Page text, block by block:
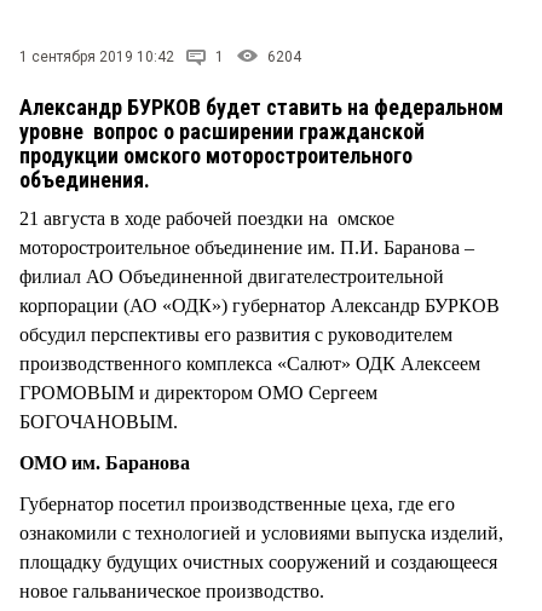
1 сентября 2019 10:42 1 6204
Александр БУРКОВ будет ставить на федеральном
уровне вопрос о расширении гражданской
продукции омского моторостроительного
объединения.
21 августа в ходе рабочей поездки на омское
моторостроительное объединение им. П.И. Баранова –
филиал АО Объединенной двигателестроительной
корпорации (АО «ОДК») губернатор Александр БУРКОВ
обсудил перспективы его развития с руководителем
производственного комплекса «Салют» ОДК Алексеем
ГРОМОВЫМ и директором ОМО Сергеем
БОГОЧАНОВЫМ.
ОМО им. Баранова
Губернатор посетил производственные цеха, где его
ознакомили с технологией и условиями выпуска изделий,
площадку будущих очистных сооружений и создающееся
новое гальваническое производство.